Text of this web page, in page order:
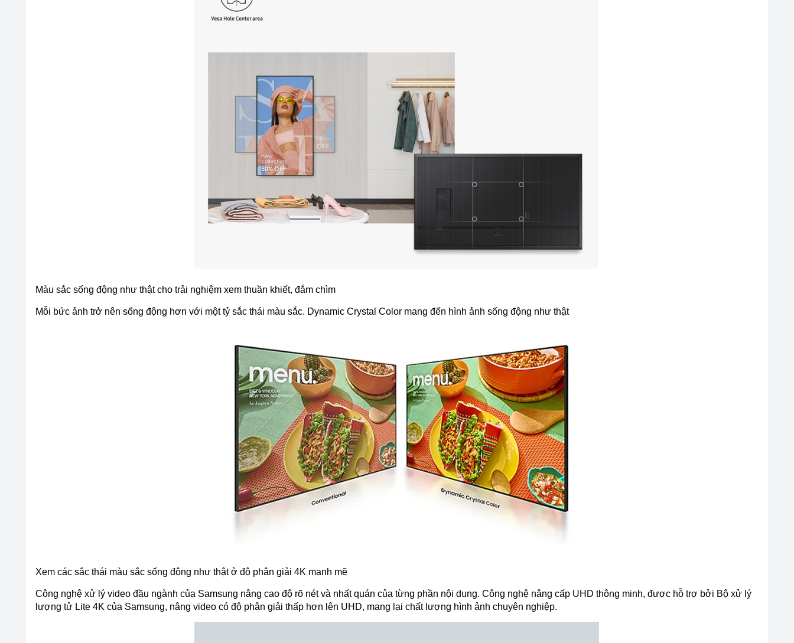
Màu sắc sống động như thật cho trải nghiệm xem thuần khiết, đắm chìm
Mỗi bức ảnh trở nên sống động hơn với một tỷ sắc thái màu sắc. Dynamic Crystal Color mang đến hình ảnh sống động như thật
Xem các sắc thái màu sắc sống động như thật ở độ phân giải 4K mạnh mẽ
Công nghệ xử lý video đầu ngành của Samsung nâng cao độ rõ nét và nhất quán của từng phần nội dung. Công nghệ nâng cấp UHD thông minh, được hỗ trợ bởi Bộ xử lý
lượng tử Lite 4K của Samsung, nâng video có độ phân giải thấp hơn lên UHD, mang lại chất lượng hình ảnh chuyên nghiệp.